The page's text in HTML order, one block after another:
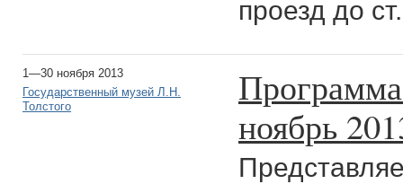
проезд до
1—30 ноября 2013
Государственный музей Л.Н.
Толстого
ноябрь